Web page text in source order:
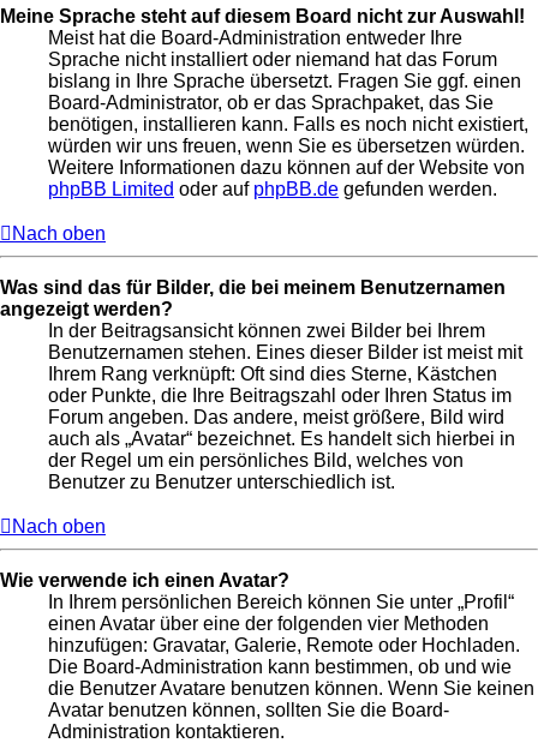
Meine Sprache steht auf diesem Board nicht zur Auswahl!
Meist hat die Board-Administration entweder Ihre
Sprache nicht installiert oder niemand hat das Forum
bislang in Ihre Sprache übersetzt. Fragen Sie ggf. einen
Board-Administrator, ob er das Sprachpaket, das Sie
benötigen, installieren kann. Falls es noch nicht existiert,
würden wir uns freuen, wenn Sie es übersetzen würden.
Weitere Informationen dazu können auf der Website von
phpBB Limited oder auf phpBB.de gefunden werden.
Nach oben
Was sind das für Bilder, die bei meinem Benutzernamen
angezeigt werden?
In der Beitragsansicht können zwei Bilder bei Ihrem
Benutzernamen stehen. Eines dieser Bilder ist meist mit
Ihrem Rang verknüpft: Oft sind dies Sterne, Kästchen
oder Punkte, die Ihre Beitragszahl oder Ihren Status im
Forum angeben. Das andere, meist größere, Bild wird
auch als „Avatar“ bezeichnet. Es handelt sich hierbei in
der Regel um ein persönliches Bild, welches von
Benutzer zu Benutzer unterschiedlich ist.
Nach oben
Wie verwende ich einen Avatar?
In Ihrem persönlichen Bereich können Sie unter „Profil“
einen Avatar über eine der folgenden vier Methoden
hinzufügen: Gravatar, Galerie, Remote oder Hochladen.
Die Board-Administration kann bestimmen, ob und wie
die Benutzer Avatare benutzen können. Wenn Sie keinen
Avatar benutzen können, sollten Sie die Board-
Administration kontaktieren.